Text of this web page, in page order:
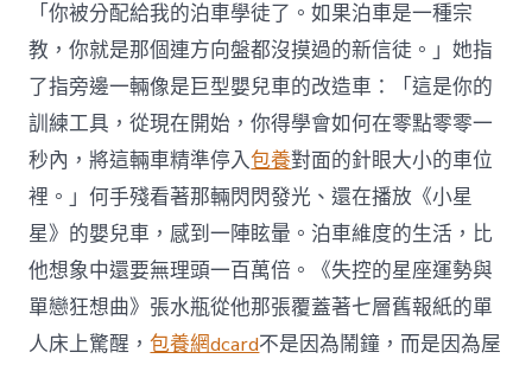
「你被分配給我的泊車學徒了。如果泊車是一種宗
教，你就是那個連方向盤都沒摸過的新信徒。」她指
了指旁邊一輛像是巨型嬰兒車的改造車：「這是你的
訓練工具，從現在開始，你得學會如何在零點零零一
秒內，將這輛車精準停入包養對面的針眼大小的車位
裡。」何手殘看著那輛閃閃發光、還在播放《小星
星》的嬰兒車，感到一陣眩暈。泊車維度的生活，比
他想象中還要無理頭一百萬倍。《失控的星座運勢與
單戀狂想曲》張水瓶從他那張覆蓋著七層舊報紙的單
人床上驚醒，包養網dcard不是因為鬧鐘，而是因為屋